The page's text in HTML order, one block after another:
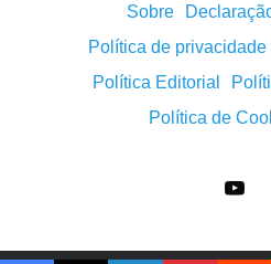
Sobre
Política de privacidade
Política Editorial
Política de